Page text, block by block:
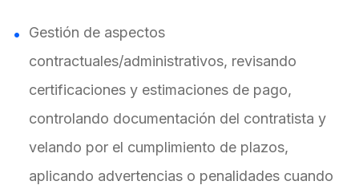
Gestión de aspectos
contractuales/administrativos, revisando
certificaciones y estimaciones de pago,
controlando documentación del contratista y
velando por el cumplimiento de plazos,
aplicando advertencias o penalidades cuando